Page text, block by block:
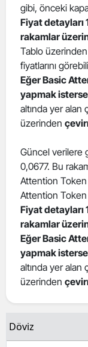
gibi, önceki
Fiyat detayları
rakamlar
Tablo
fiyatlarını
Eğer Basic
yapmak
altında yer alan
üzerinden
Güncel verilere
0,0677. Bu
Attention Token
Attention Token
Fiyat detayları
rakamlar
Eğer Basic
yapmak
altında yer alan
üzerinden
Döviz